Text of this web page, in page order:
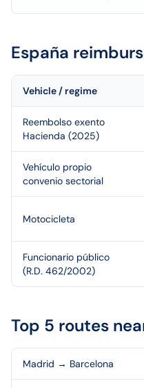
España
Vehicle / regime
Reembolso exento
Hacienda (2025)
Vehículo propio
convenio sectorial
Motocicleta
Funcionario público
(R.D. 462/2002)
Top 5 routes
Madrid → Barcelona